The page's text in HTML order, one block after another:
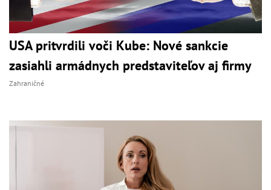
USA pritvrdili voči Kube: Nové sankcie
zasiahli armádnych predstaviteľov aj firmy
Zahraničné